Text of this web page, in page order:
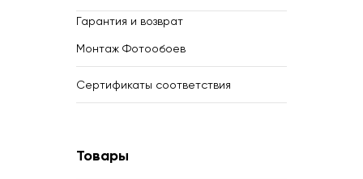
Гарантия и возврат
Монтаж Фотообоев
Сертификаты соответствия
Товары